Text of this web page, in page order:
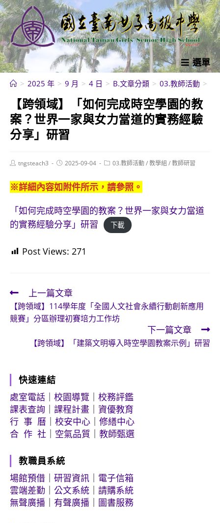
跳
轉
至
主
要
內
選單
> 2025 年 > 9 月 > 4 日 > B.文章分類 > 03.教師活動 >
【跨領域】「如何完成時空學園的教
案？世界一家與女力當道的實務經驗
分享」研習
Posttngsteach3
Post2025-09-04
Post03.教師活動/教學組 /教師研習
※詳細內容如附件所示，請參照。
「如何完成時空學園的教案？世界一家與女力當道
的實務經驗分享」研習
下載
Post Views: 271
Read
more
articles
上一篇文章
【跨領域】114學年度「全國人文社會永續行動創新應用
競賽」分區辦理初賽培力工作坊
下一篇文章
【跨領域】「建築文明導入時空學園教案示例」研習
快速連結
處室電話
校園導覽
校務評鑑
課表查詢
課程計畫
資優教育
行 事 曆
校安中心
修繕中心
合 作 社
空氣品質 教師甄選
教職員系統
場館預借
研習資訊
電子信箱
雲端差勤
公文系統
請購系統
無聲廣播
有聲廣播 圖書服務